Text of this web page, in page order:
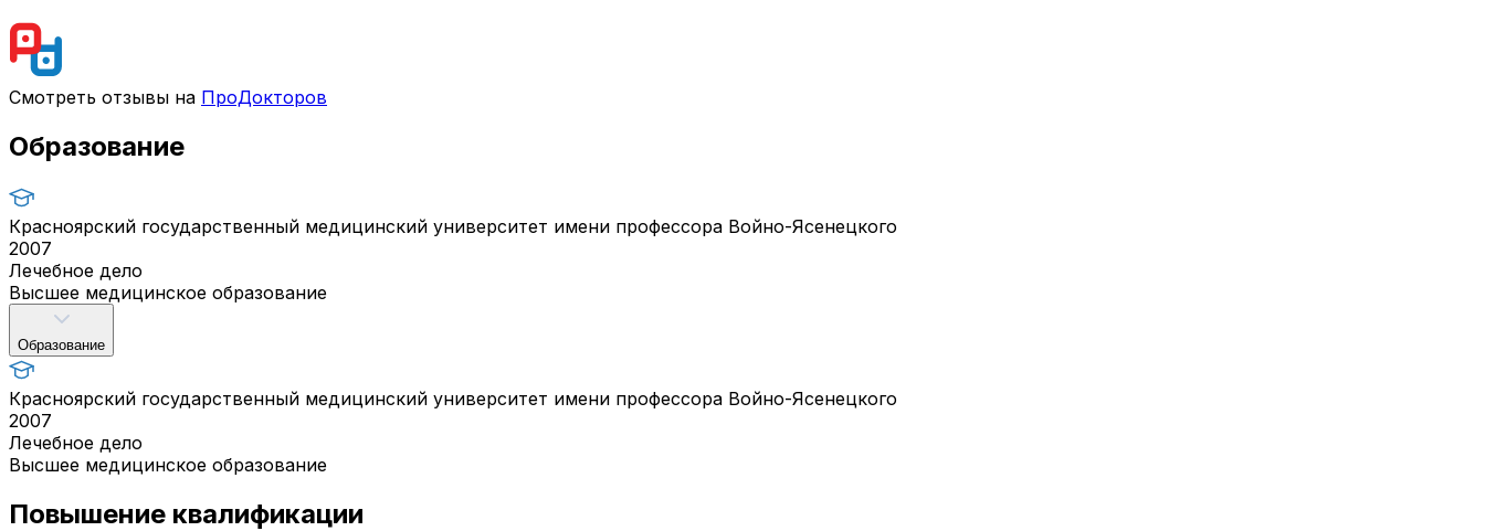
Смотреть отзывы на ПроДокторов
Образование
Красноярский государственный медицинский университет имени профессора Войно-Ясенецкого
2007
Лечебное дело
Высшее медицинское образование
Образование
Красноярский государственный медицинский университет имени профессора Войно-Ясенецкого
2007
Лечебное дело
Высшее медицинское образование
Повышение квалификации